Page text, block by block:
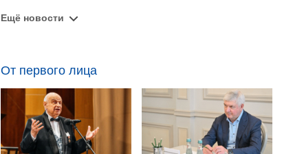
Ещё новости
От первого лица